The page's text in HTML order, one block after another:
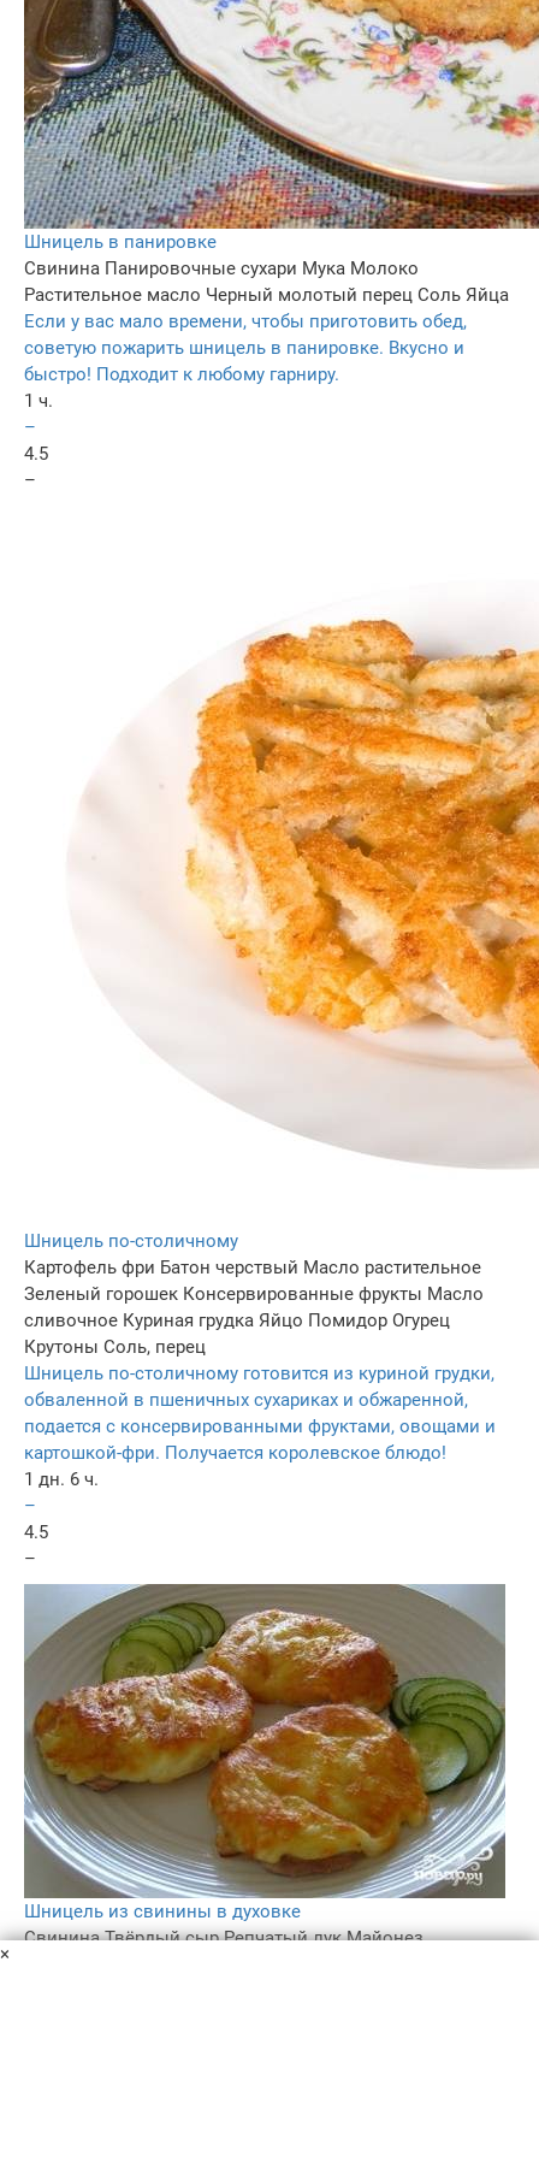
Шницель в панировке
Свинина Панировочные сухари Мука Молоко
Растительное масло Черный молотый перец Соль Яйца
Если у вас мало времени, чтобы приготовить обед,
советую пожарить шницель в панировке. Вкусно и
быстро! Подходит к любому гарниру.
1 ч.
–
4.5
–
Шницель по-столичному
Картофель фри Батон черствый Масло растительное
Зеленый горошек Консервированные фрукты Масло
сливочное Куриная грудка Яйцо Помидор Огурец
Крутоны Соль, перец
Шницель по-столичному готовится из куриной грудки,
обваленной в пшеничных сухариках и обжаренной,
подается с консервированными фруктами, овощами и
картошкой-фри. Получается королевское блюдо!
1 дн. 6 ч.
–
4.5
–
Шницель из свинины в духовке
Свинина Твёрдый сыр Репчатый лук Майонез
×